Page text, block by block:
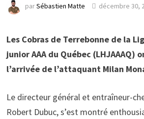
parSébastien Matte décembre 30,
Les Cobras de Terrebonne de la
junior AAA du Québec (LHJAAAQ)
l’arrivée de l’attaquant Milan
Le directeur général et entraîneur-
Robert Dubuc, s’est montré